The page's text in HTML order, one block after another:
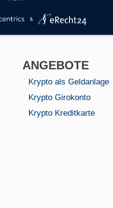
ANGEBOTE
Krypto als Geldanlage
Krypto Girokonto
Krypto Kreditkarte
&